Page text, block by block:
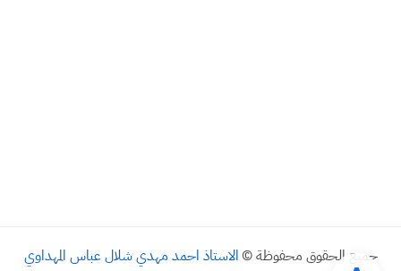
جميع الحقوق محفوظة © الاستاذ احمد مهدي شلال عباس المهداوي